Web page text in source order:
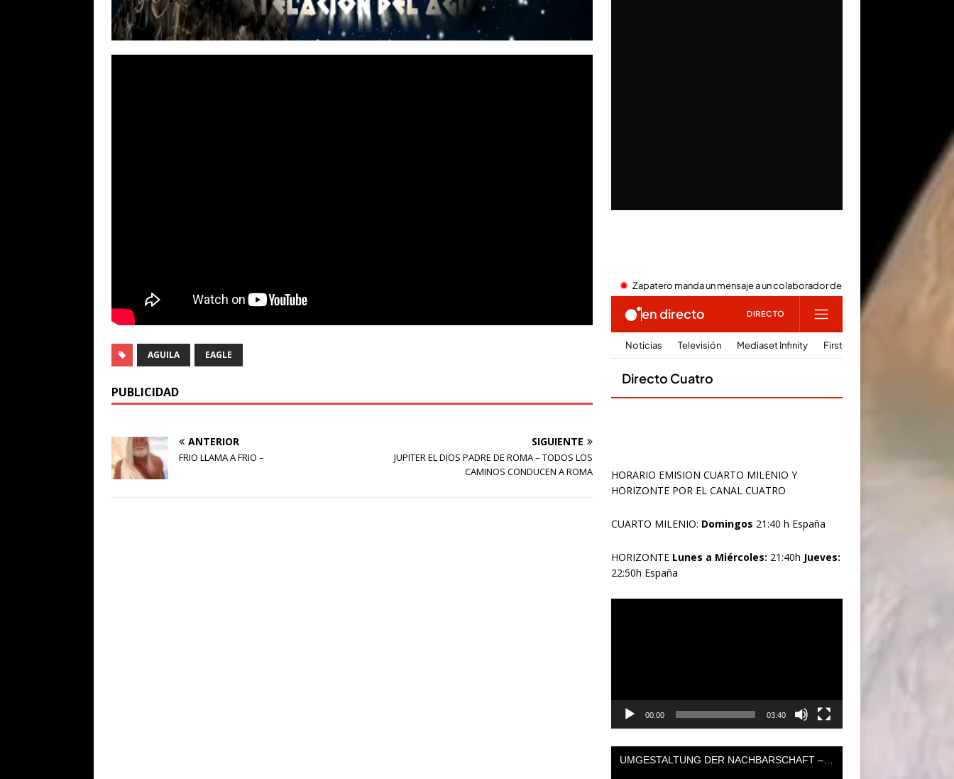
AGUILA EAGLE
PUBLICIDAD
ANTERIOR
FRIO LLAMA A FRIO –
SIGUIENTE
JUPITER EL DIOS PADRE DE ROMA – TODOS LOS
CAMINOS CONDUCEN A ROMA
HORARIO EMISION CUARTO MILENIO Y
HORIZONTE POR EL CANAL CUATRO
CUARTO MILENIO: Domingos 21:40 h España
HORIZONTE Lunes a Miércoles: 21:40h Jueves:
22:50h España
00:00 03:40